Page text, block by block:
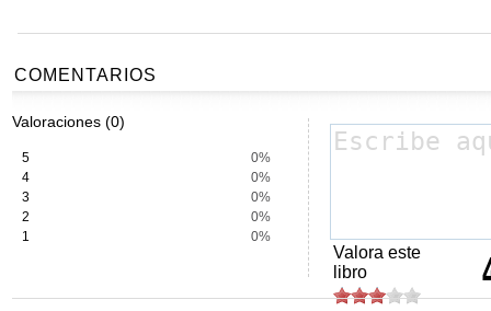
COMENTARIOS
Valoraciones (0)
5
0%
4
0%
3
0%
2
0%
1
0%
Valora este
libro